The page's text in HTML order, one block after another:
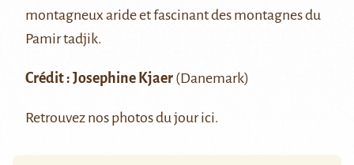
montagneux aride et fascinant des montagnes du
Pamirtadjik.
Crédit : Josephine Kjaer (Danemark)
Retrouvez nos photos du jourici.